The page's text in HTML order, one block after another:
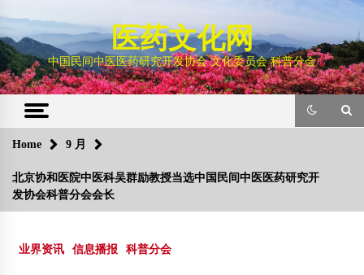
content
医药文化网
中国民间中医医药研究开发协会 文化委员会 科普分会
Home 9 月
北京协和医院中医科吴群励教授当选中国⺠间中医医药研究开
发协会科普分会会长
业界资讯 信息播报 科普分会